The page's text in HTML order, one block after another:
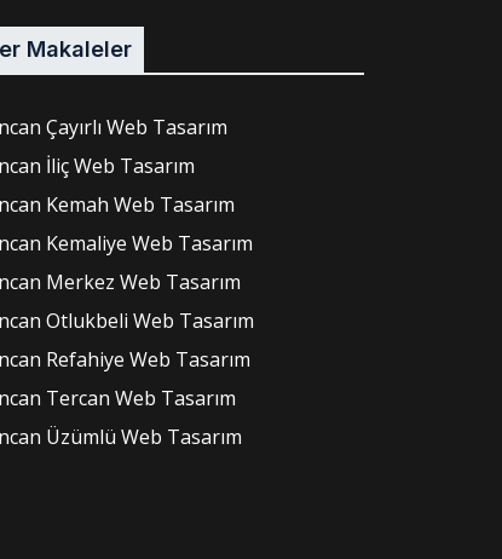
Makaleler
Çayırlı Web Tasarım
İliç Web Tasarım
Kemah Web Tasarım
Kemaliye Web Tasarım
Merkez Web Tasarım
Otlukbeli Web Tasarım
Refahiye Web Tasarım
Tercan Web Tasarım
Üzümlü Web Tasarım